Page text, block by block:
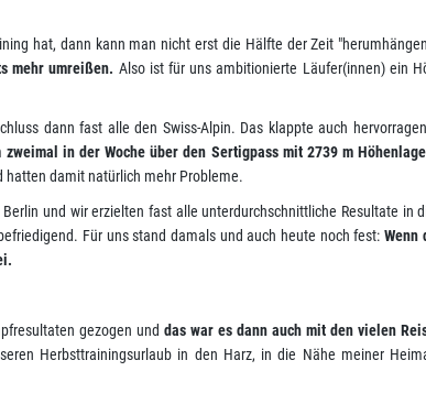
hat, dann kann man nicht erst die Hälfte der Zeit
mehr umreißen. Also ist für uns ambitionierte Läufer(innen) ein
dann fast alle den Swiss-Alpin. Das klappte auch
zweimal in der Woche über den Sertigpass mit 2739 m
hatten damit natürlich mehr Probleme.
und wir erzielten fast alle unterdurchschnittliche Resultate in
Für uns stand damals und auch heute noch fest: Wenn
gezogen unddas war es dann auch mit den vielen
Herbsttrainingsurlaub in den Harz, in die Nähe meiner